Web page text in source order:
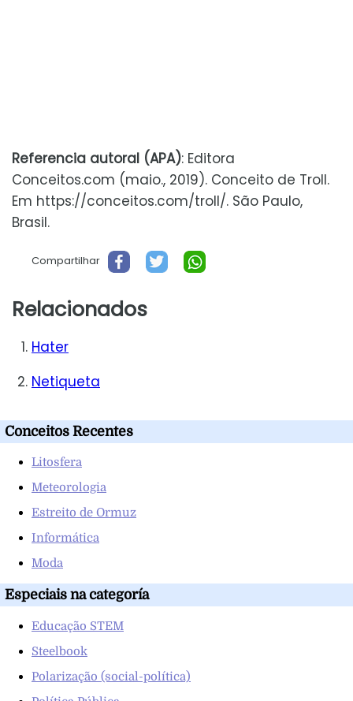
Referencia autoral (APA): Editora
Conceitos.com (maio., 2019). Conceito de Troll.
Em https://conceitos.com/troll/. São Paulo,
Brasil.
Compartilhar
Relacionados
Hater
Netiqueta
Conceitos Recentes
Litosfera
Meteorologia
Estreito de Ormuz
Informática
Moda
Especiais na categoría
Educação STEM
Steelbook
Polarização (social-política)